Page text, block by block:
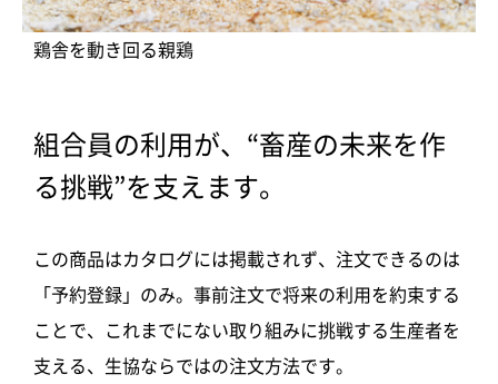
鶏舎を動き回る親鶏
組合員の利用が、“畜産の未来を作
る挑戦”を支えます。
この商品はカタログには掲載されず、注文できるのは
「予約登録」のみ。事前注文で将来の利用を約束する
ことで、これまでにない取り組みに挑戦する生産者を
支える、生協ならではの注文方法です。